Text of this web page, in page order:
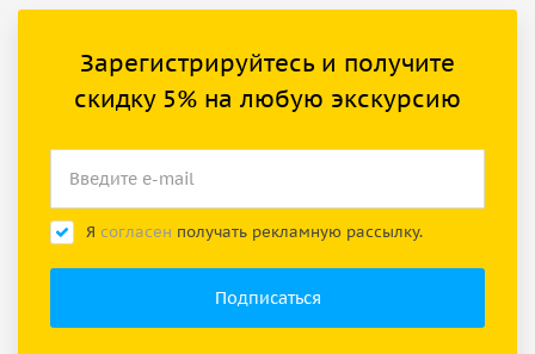
Зарегистрируйтесь и получите
скидку 5% на любую экскурсию
Я согласен получать рекламную рассылку.